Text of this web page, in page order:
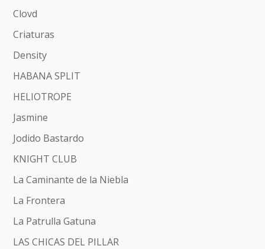
Clovd
Criaturas
Density
HABANA SPLIT
HELIOTROPE
Jasmine
Jodido Bastardo
KNIGHT CLUB
La Caminante de la Niebla
La Frontera
La Patrulla Gatuna
LAS CHICAS DEL PILLAR